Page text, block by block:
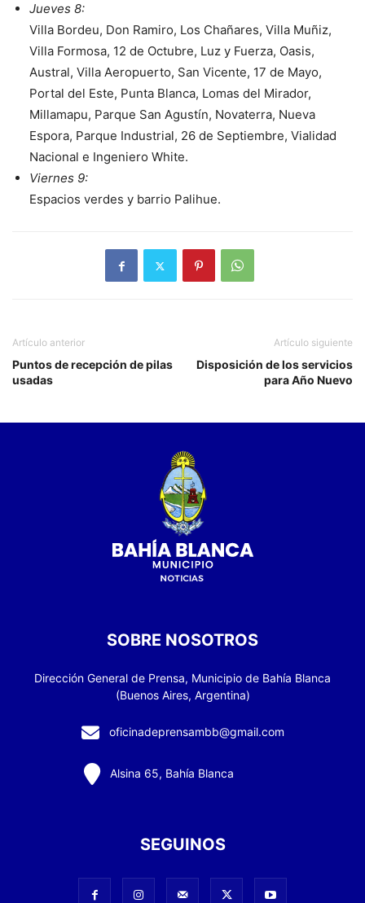
Jueves 8:
Villa Bordeu, Don Ramiro, Los Chañares, Villa Muñiz,
Villa Formosa, 12 de Octubre, Luz y Fuerza, Oasis,
Austral, Villa Aeropuerto, San Vicente, 17 de Mayo,
Portal del Este, Punta Blanca, Lomas del Mirador,
Millamapu, Parque San Agustín, Novaterra, Nueva
Espora, Parque Industrial, 26 de Septiembre, Vialidad
Nacional e Ingeniero White.
Viernes 9:
Espacios verdes y barrio Palihue.
Artículo anterior
Puntos de recepción de pilas
usadas
Artículo siguiente
Disposición de los servicios
para Año Nuevo
SOBRE NOSOTROS
Dirección General de Prensa, Municipio de Bahía Blanca
(Buenos Aires, Argentina)
oficinadeprensambb@gmail.com
Alsina 65, Bahía Blanca
SEGUINOS